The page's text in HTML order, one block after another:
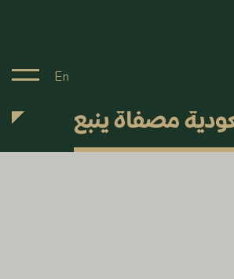
En
مصفاة ينبع